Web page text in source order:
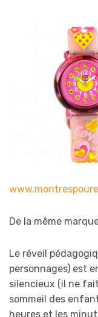
De la même
Le réveil
personnages) est
silencieux (il ne
sommeil des
heures et les